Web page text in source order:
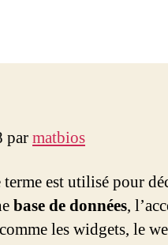
parmatbios
est utilisé pour
base de données,
les widgets, le